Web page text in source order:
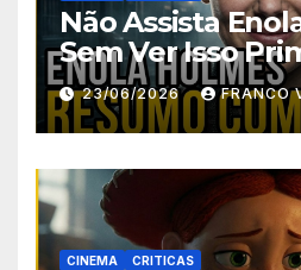
Não Assista
Sem Ver Isso
23/06/2026 FRANCO
CINEMA CRITICAS